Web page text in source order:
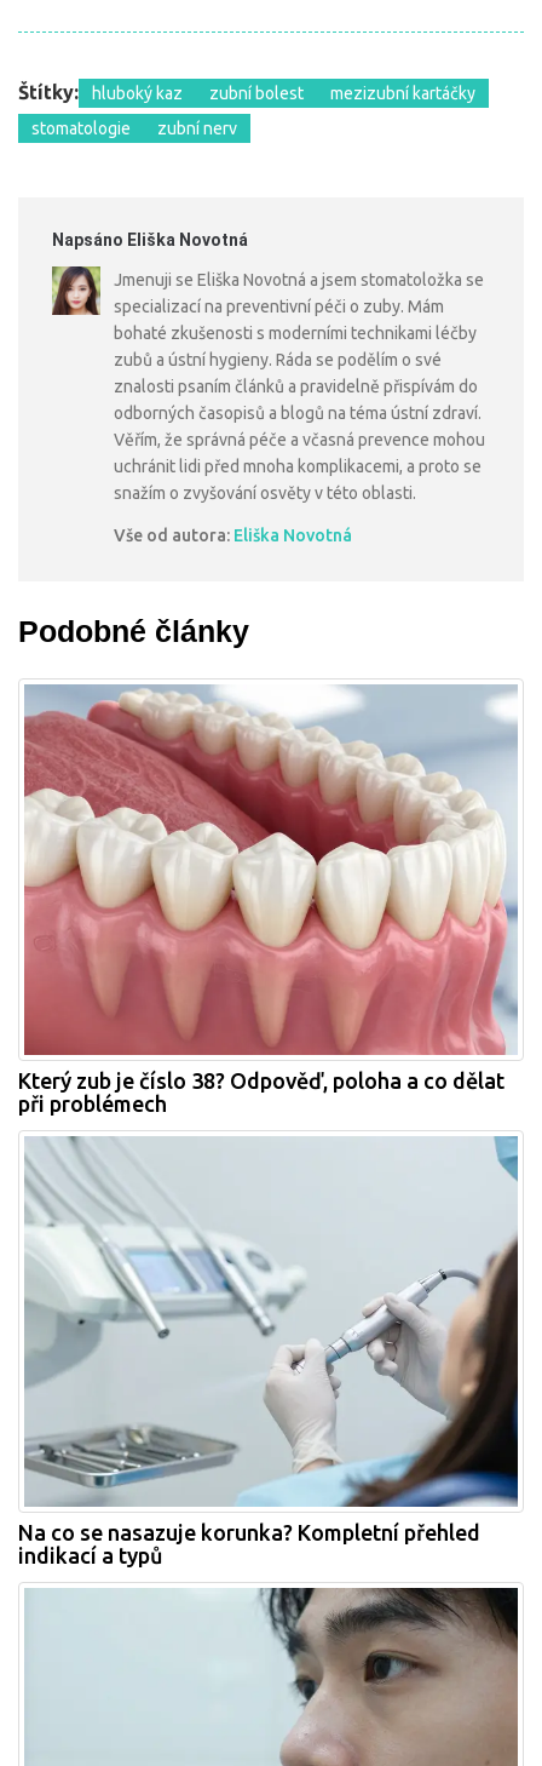
Štítky: hluboký kaz zubní bolest
mezizubní kartáčky
stomatologie
zubní nerv
Napsáno Eliška Novotná
Jmenuji se Eliška Novotná a jsem stomatoložka se
specializací na preventivní péči o zuby. Mám
bohaté zkušenosti s moderními technikami léčby
zubů a ústní hygieny. Ráda se podělím o své
znalosti psaním článků a pravidelně přispívám do
odborných časopisů a blogů na téma ústní zdraví.
Věřím, že správná péče a včasná prevence mohou
uchránit lidi před mnoha komplikacemi, a proto se
snažím o zvyšování osvěty v této oblasti.
Vše od autora: Eliška Novotná
Podobné články
Který zub je číslo 38? Odpověď, poloha a co dělat
při problémech
Na co se nasazuje korunka? Kompletní přehled
indikací a typů